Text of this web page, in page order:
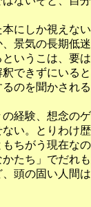
しか視えな
景気の長期
いうこは、
できずにいると
を聞かされ
験、想念の
い。とりわ
ちがう現在
たち」でだれ
の固い人間